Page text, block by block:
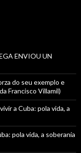
ENVIOU UN
do seu exemplo e
Francisco Villamil)
a Cuba: pola vida, a
pola vida, a soberanía